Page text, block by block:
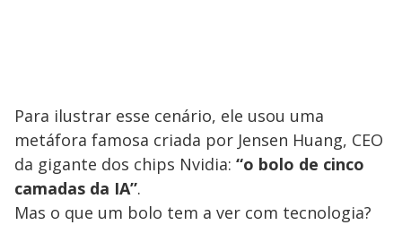
Para ilustrar esse cenário, ele usou uma
metáfora famosa criada por Jensen Huang, CEO
da gigante dos chips Nvidia: “o bolo de cinco
camadas da IA”.
Mas o que um bolo tem a ver com tecnologia?